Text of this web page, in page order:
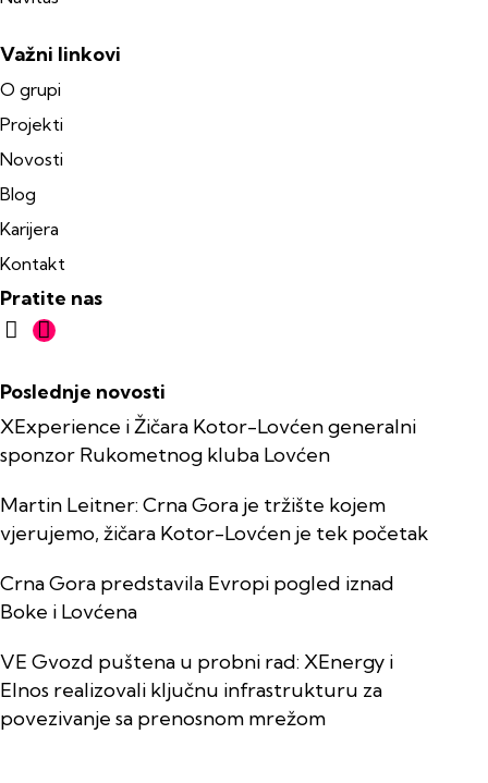
Važni linkovi
O grupi
Projekti
Novosti
Blog
Karijera
Kontakt
Pratite nas
Poslednje novosti
XExperience i Žičara Kotor-Lovćen generalni
sponzor Rukometnog kluba Lovćen
Martin Leitner: Crna Gora je tržište kojem
vjerujemo, žičara Kotor-Lovćen je tek početak
Crna Gora predstavila Evropi pogled iznad
Boke i Lovćena
VE Gvozd puštena u probni rad: XEnergy i
Elnos realizovali ključnu infrastrukturu za
povezivanje sa prenosnom mrežom